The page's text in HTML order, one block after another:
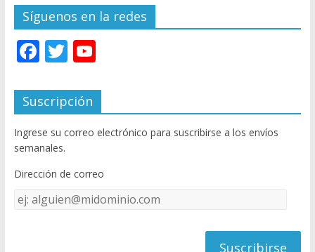
Síguenos en la redes
F
e
b
o
o
k
T
itt
er
Y
u
T
u
e
C
Suscripción
Ingrese su correo electrónico para suscribirse a los envíos
semanales.
Dirección de correo
Dirección